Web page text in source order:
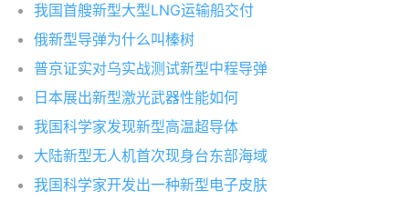
我国首艘新型大型LNG运输船交付
俄新型导弹为什么叫榛树
普京证实对乌实战测试新型中程导弹
日本展出新型激光武器性能如何
我国科学家发现新型高温超导体
大陆新型无人机首次现身台东部海域
我国科学家开发出一种新型电子皮肤